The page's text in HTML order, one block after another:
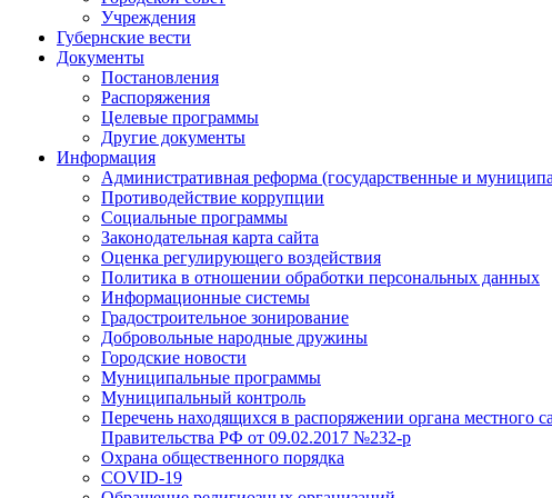
Учреждения
Губернские вести
Документы
Постановления
Распоряжения
Целевые программы
Другие документы
Информация
Административная реформа (государственные и
Противодействие коррупции
Социальные программы
Законодательная карта сайта
Оценка регулирующего воздействия
Политика в отношении обработки персональных данных
Информационные системы
Градостроительное зонирование
Добровольные народные дружины
Городские новости
Муниципальные программы
Муниципальный контроль
Перечень находящихся в распоряжении органа местного
Правительства РФ от 09.02.2017 №232-р
Охрана общественного порядка
COVID-19